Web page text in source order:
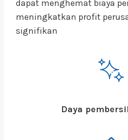
dapat menghemat biaya
meningkatkan profit
signifikan
Daya